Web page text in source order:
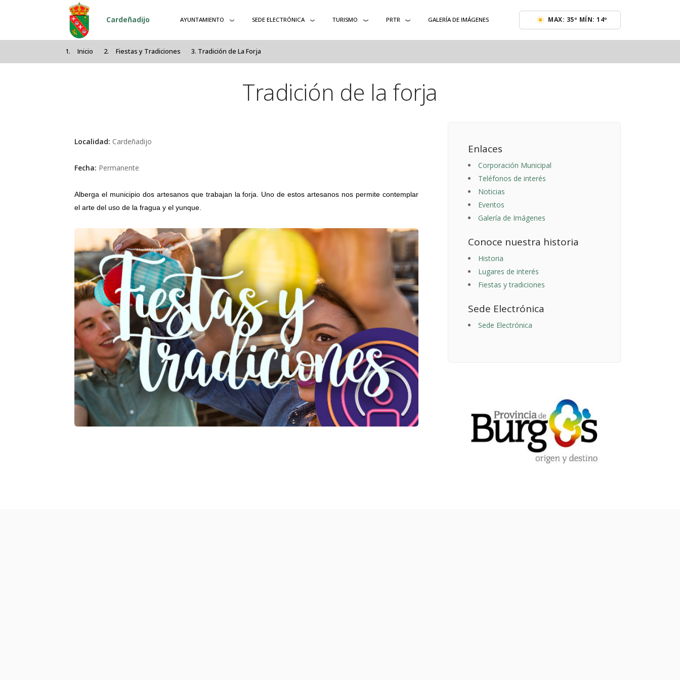
Pasar al contenido principal
Cardeñadijo AYUNTAMIENTO SEDE ELECTRÓNICA TURISMO PRTR GALERÍA DE IMÁGENES MAX: 35º MÍN: 14º
Inicio Fiestas y Tradiciones Tradición de La Forja
Tradición de la forja
Enlaces
Corporación Municipal
Teléfonos de interés
Noticias
Eventos
Galería de Imágenes
Conoce nuestra historia
Historia
Lugares de interés
Fiestas y tradiciones
Sede Electrónica
Sede Electrónica
Localidad: Cardeñadijo
Fecha: Permanente
Alberga el municipio dos artesanos que trabajan la forja. Uno de estos artesanos nos permite contemplar
el arte del uso de la fragua y el yunque.